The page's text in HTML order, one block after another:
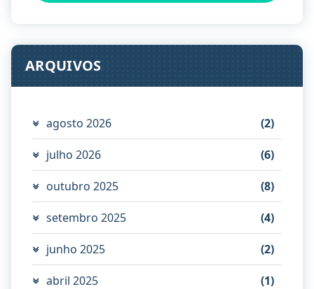
ARQUIVOS
agosto 2026 (2)
julho 2026 (6)
outubro 2025 (8)
setembro 2025 (4)
junho 2025 (2)
abril 2025 (1)